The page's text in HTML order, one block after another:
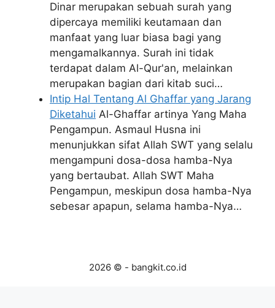
Dinar merupakan sebuah surah yang
dipercaya memiliki keutamaan dan
manfaat yang luar biasa bagi yang
mengamalkannya. Surah ini tidak
terdapat dalam Al-Qur'an, melainkan
merupakan bagian dari kitab suci…
Intip Hal Tentang Al Ghaffar yang Jarang
Diketahui Al-Ghaffar artinya Yang Maha
Pengampun. Asmaul Husna ini
menunjukkan sifat Allah SWT yang selalu
mengampuni dosa-dosa hamba-Nya
yang bertaubat. Allah SWT Maha
Pengampun, meskipun dosa hamba-Nya
sebesar apapun, selama hamba-Nya…
2026 © - bangkit.co.id